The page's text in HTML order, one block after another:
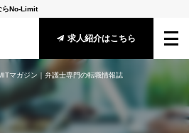
らNo-Limit
求人紹介はこちら
マガジン｜弁護士専門の転職情報誌